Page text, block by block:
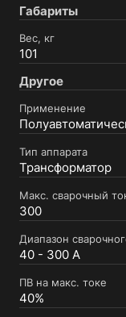
Габариты
Вес, кг
101
Другое
Применение
Тип аппарата
Трансформатор
Макс. сварочный
300
Диапазон
40 - 300 А
ПВ на макс. токе
40%